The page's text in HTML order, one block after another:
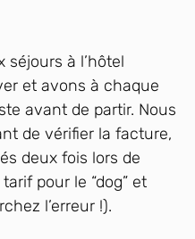
à l’hôtel
et avons à chaque
avant de partir. Nous
de vérifier la facture,
deux fois lors de
pour le “dog” et
l’erreur !).